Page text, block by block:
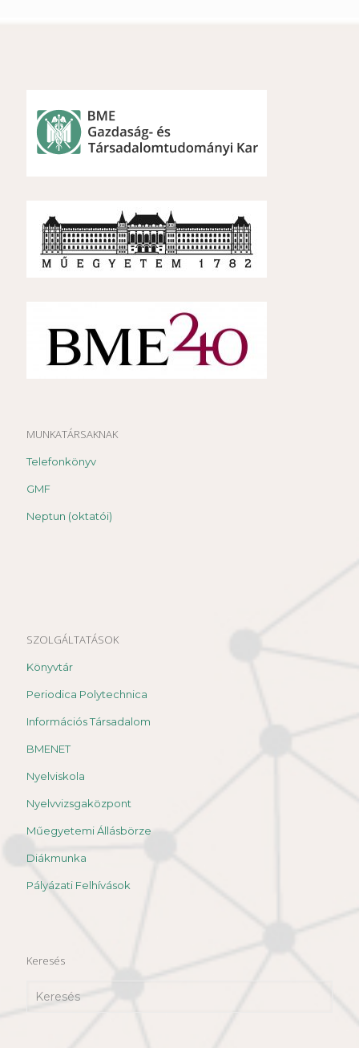
MUNKATÁRSAKNAK
Telefonkönyv
GMF
Neptun (oktatói)
SZOLGÁLTATÁSOK
Könyvtár
Periodica Polytechnica
Információs Társadalom
BMENET
Nyelviskola
Nyelvvizsgaközpont
Műegyetemi Állásbörze
Diákmunka
Pályázati Felhívások
Keresés